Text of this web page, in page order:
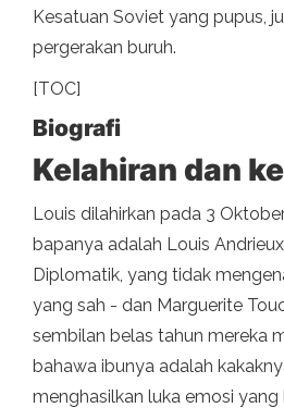
Kesatuan Soviet yang pupus,
pergerakan buruh.
[TOC]
Biografi
Kelahiran dan
Louis dilahirkan pada 3
bapanya adalah Louis
Diplomatik, yang tidak
yang sah - dan Marguerite
sembilan belas tahun mereka
bahawa ibunya adalah
menghasilkan luka emosi yang